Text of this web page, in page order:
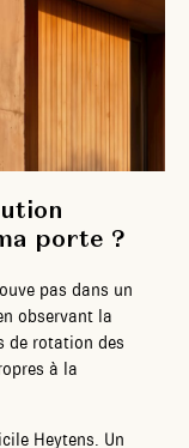
porte ?
pas dans un
observant la
de rotation des
à la
Heytens. Un